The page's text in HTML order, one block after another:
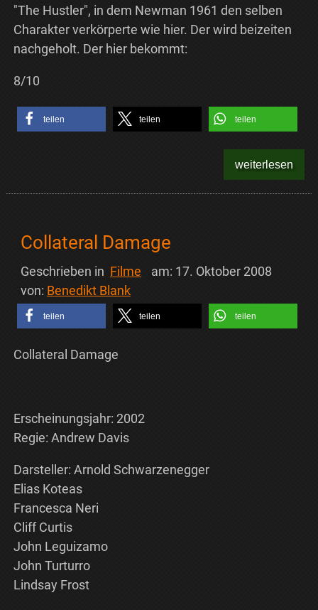
"The Hustler", in dem Newman 1961 den selben
Charakter verkörperte wie hier. Der wird beizeiten
nachgeholt. Der hier bekommt:
8/10
teilen teilen teilen
weiterlesen
Collateral Damage
Geschrieben in Filme am: 17. Oktober 2008
von: Benedikt Blank
teilen teilen teilen
Collateral Damage
Erscheinungsjahr: 2002
Regie: Andrew Davis
Darsteller: Arnold Schwarzenegger
Elias Koteas
Francesca Neri
Cliff Curtis
John Leguizamo
John Turturro
Lindsay Frost